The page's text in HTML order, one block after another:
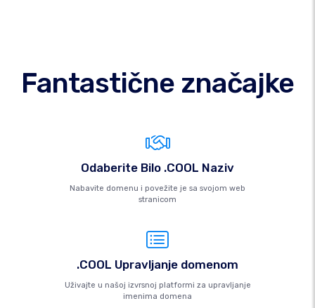
Fantastične značajke
Odaberite Bilo .COOL Naziv
Nabavite domenu i povežite je sa svojom web
stranicom
.COOL Upravljanje domenom
Uživajte u našoj izvrsnoj platformi za upravljanje
imenima domena